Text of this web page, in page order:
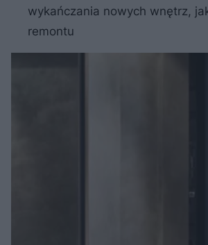
wykańczania nowych wnętrz,
remontu